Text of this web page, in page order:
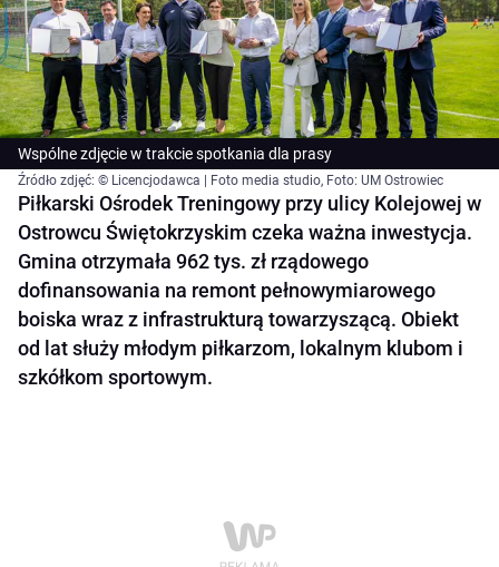
Wspólne zdjęcie w trakcie spotkania dla prasy
Źródło zdjęć: © Licencjodawca | Foto media studio, Foto: UM Ostrowiec
Piłkarski Ośrodek Treningowy przy ulicy Kolejowej w
Ostrowcu Świętokrzyskim czeka ważna inwestycja.
Gmina otrzymała 962 tys. zł rządowego
dofinansowania na remont pełnowymiarowego
boiska wraz z infrastrukturą towarzyszącą. Obiekt
od lat służy młodym piłkarzom, lokalnym klubom i
szkółkom sportowym.